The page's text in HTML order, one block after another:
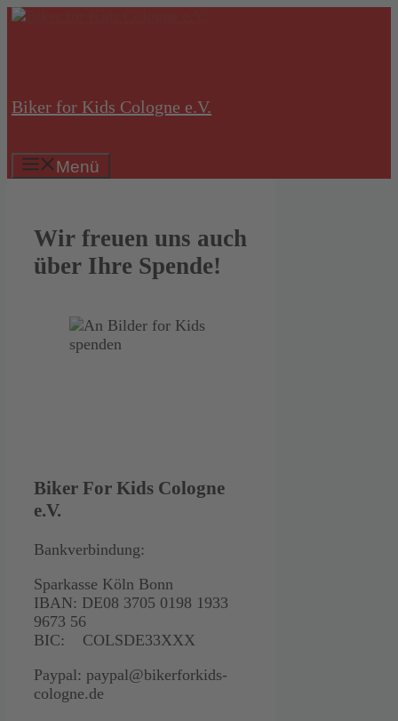
Zum
Biker for Kids Cologne e.V.
Menü
Wir freuen uns auch
über Ihre Spende!
Biker For Kids Cologne
e.V.
Bankverbindung:
Sparkasse Köln Bonn
IBAN: DE08 3705 0198 1933
9673 56
BIC: COLSDE33XXX
Paypal: paypal@bikerforkids-
cologne.de